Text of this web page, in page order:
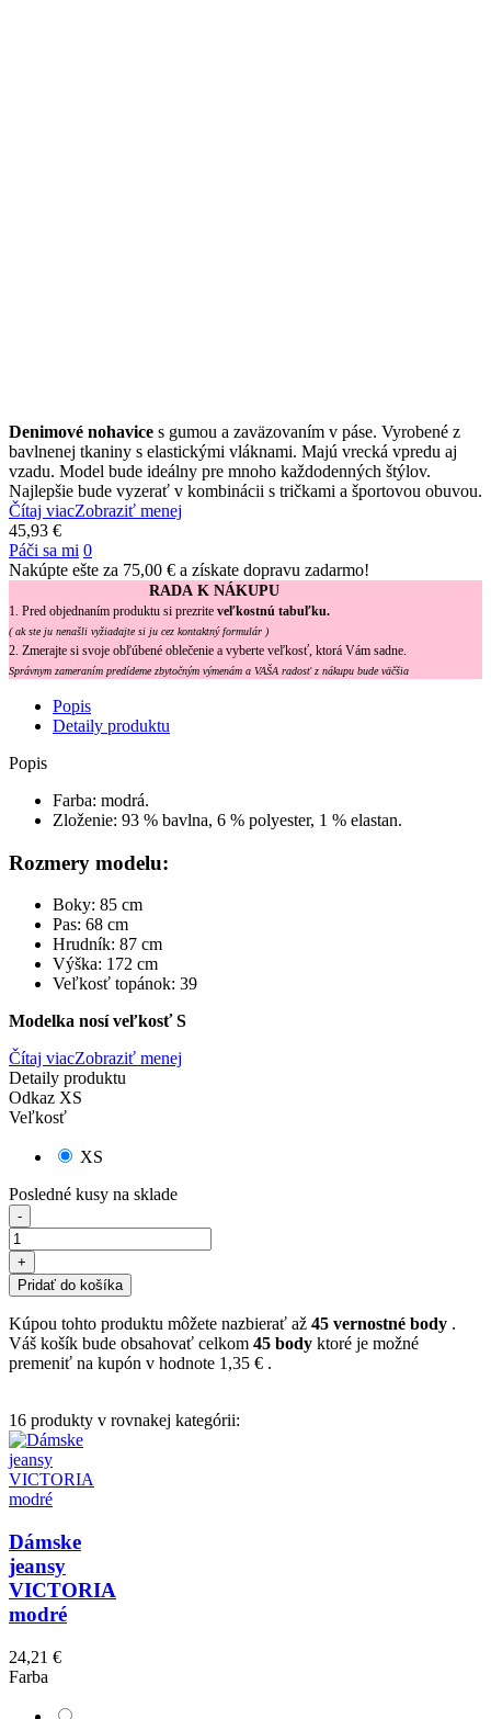
Denimové nohavice s gumou a zaväzovaním v páse. Vyrobené z
bavlnenej tkaniny s elastickými vláknami. Majú vrecká vpredu aj
vzadu. Model bude ideálny pre mnoho každodenných štýlov.
Najlepšie bude vyzerať v kombinácii s tričkami a športovou obuvou.
Čítaj viacZobraziť menej
45,93 €
Páči sa mi 0
Nakúpte ešte za 75,00 € a získate dopravu zadarmo!
RADA K NÁKUPU
1. Pred objednaním produktu si prezrite veľkostnú tabuľku.
( ak ste ju nenašli vyžiadajte si ju cez kontaktný formulár )
2. Zmerajte si svoje obľúbené oblečenie a vyberte veľkosť, ktorá Vám sadne.
Správnym zameraním predídeme zbytočným výmenám a VAŠA radosť z nákupu bude väčšia
Popis
Detaily produktu
Popis
Farba: modrá.
Zloženie: 93 % bavlna, 6 % polyester, 1 % elastan.
Rozmery modelu:
Boky: 85 cm
Pas: 68 cm
Hrudník: 87 cm
Výška: 172 cm
Veľkosť topánok: 39
Modelka nosí veľkosť S
Čítaj viacZobraziť menej
Detaily produktu
Odkaz XS
Veľkosť
XS
Posledné kusy na sklade
-
+
Pridať do košíka
Kúpou tohto produktu môžete nazbierať až 45 vernostné body .
Váš košík bude obsahovať celkom 45 body ktoré je možné
premeniť na kupón v hodnote 1,35 € .
16 produkty v rovnakej kategórii:
Dámske
jeansy
VICTORIA
modré
24,21 €
Farba